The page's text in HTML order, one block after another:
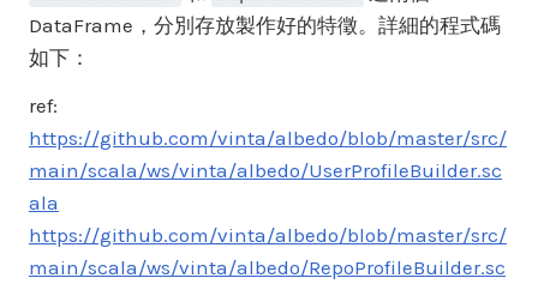
DataFrame，分別存放製作好的特徵。詳細的程式碼
如下：
ref:
https://github.com/vinta/albedo/blob/master/src/
main/scala/ws/vinta/albedo/UserProfileBuilder.sc
ala
https://github.com/vinta/albedo/blob/master/src/
main/scala/ws/vinta/albedo/RepoProfileBuilder.sc